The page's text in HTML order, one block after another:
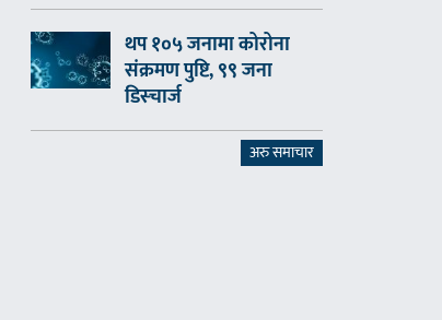
थप १०५ जनामा कोरोना
संक्रमण पुष्टि, ९९ जना
डिस्चार्ज
अरु समाचार